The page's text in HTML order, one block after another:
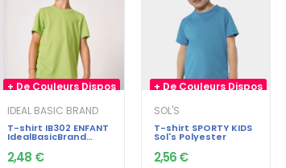
+ De Couleurs Dispos
IDEAL BASIC BRAND
T-shirt IB302 ENFANT
IdealBasicBrand
2,48 €
+ De Couleurs Dispos
SOL'S
T-shirt SPORTY KIDS
Sol's Polyester
2,56 €